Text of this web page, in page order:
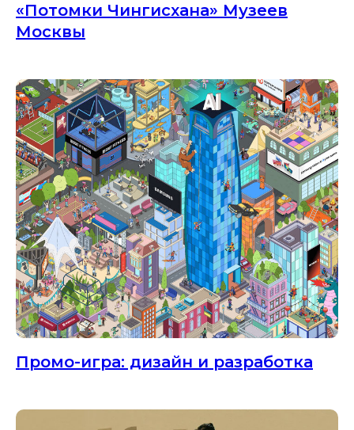
«Потомки Чингисхана» Музеев
Москвы
Промо-игра: дизайн и разработка